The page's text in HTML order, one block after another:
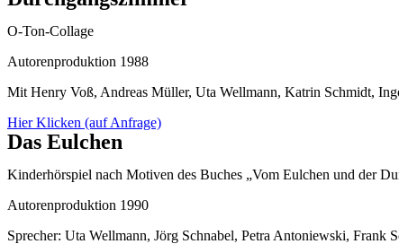
O-Ton-Collage
Autorenproduktion 1988
Mit Henry Voß, Andreas Müller, Uta Wellmann, Katrin Schmidt,
Hier Klicken (auf Anfrage)
Das Eulchen
Kinderhörspiel nach Motiven des Buches „Vom Eulchen und der
Autorenproduktion 1990
Sprecher: Uta Wellmann, Jörg Schnabel, Petra Antoniewski,